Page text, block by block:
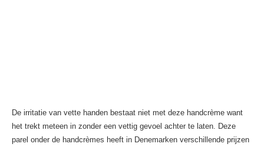
De irritatie van vette handen bestaat niet met deze handcrème want
het trekt meteen in zonder een vettig gevoel achter te laten. Deze
parel onder de handcrèmes heeft in Denemarken verschillende prijzen